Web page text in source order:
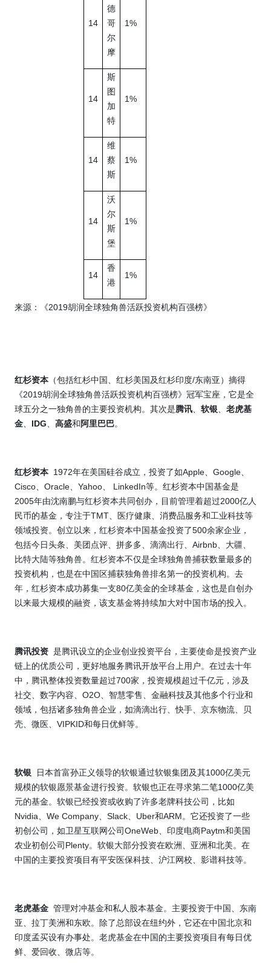
14
德
哥
尔
摩
1%
14
斯
图
加
特
1%
14
维
蔡
斯
1%
14
沃
尔
斯
堡
1%
14
香
港
1%
来源：《2019胡润全球独角兽活跃投资机构百强榜》
红杉资本 （包括红杉中国、红杉美国及红杉印度/东南亚）摘得
《2019胡润全球独角兽活跃投资机构百强榜》冠军宝座，它是全
球五分之一独角兽的主要投资机构。其次是腾讯、 软银、 老虎基
金、 IDG、 高盛和 阿里巴巴。
红杉资本 1972年在美国硅谷成立，投资了如Apple、 Google、
Cisco、 Oracle、 Yahoo、 LinkedIn等。红杉资本中国基金是
2005年由沈南鹏与红杉资本共同创办，目前管理着超过2000亿人
民币的基金，专注于TMT、医疗健康、消费品服务和工业科技等
领域投资。创立以来，红杉资本中国基金投资了500余家企业，
包括今日头条、美团点评、拼多多、滴滴出行、 Airbnb、大疆、
比特大陆等独角兽。红杉资本不仅是全球独角兽捕获数量最多的
投资机构，也是在中国区捕获独角兽排名第一的投资机构。去
年，红杉资本成功募集一支80亿美金的全球基金，这也是自创办
以来最大规模的融资，该支基金将持续加大对中国市场的投入。
腾讯投资 是腾讯设立的企业创业投资平台，主要使命是投资产业
链上的优质公司，更好地服务腾讯开放平台上用户。在过去十年
中，腾讯整体投资数量超过700家，投资规模超过千亿元，涉及
社交、数字内容、 O2O、智慧零售、金融科技及其他多个行业和
领域，包括诸多独角兽企业，如滴滴出行、快手、京东物流、贝
壳、微医、 VIPKID和每日优鲜等。
软银 日本首富孙正义领导的软银通过软银集团及其1000亿美元
规模的软银愿景基金进行投资。软银也正在寻求第二笔1000亿美
元的基金。软银已经投资或收购了许多老牌科技公司，比如
Nvidia、 We Company、 Slack、 Uber和ARM。它还投资了一些
初创公司，如卫星互联网公司 OneWeb、印度电商Paytm和美国
农业初创公司 Plenty。软银大部分投资在欧洲、亚洲和北美。在
中国的主要投资项目有平安医保科技、沪江网校、影谱科技等。
老虎基金 管理对冲基金和私人股本基金。主要投资于中国、东南
亚、拉丁美洲和东欧。除了总部设在纽约外，它还在中国北京和
印度孟买设有办事处。老虎基金在中国的主要投资项目有每日优
鲜、爱回收、微店等。